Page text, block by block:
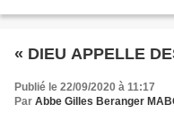
responsable...
« DIEU APPELLE
Publié le 22/09/2020 à 11:17
Par Abbe Gilles Beranger